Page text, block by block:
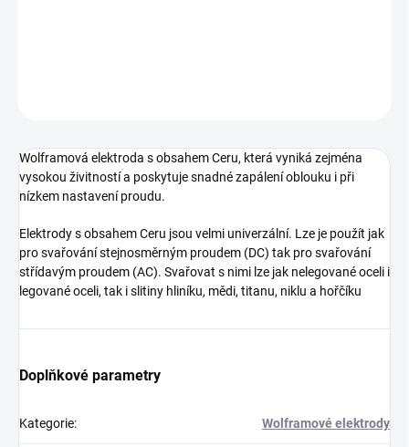
Wolframová elektroda s obsahem Ceru, která vyniká zejména
vysokou živitností a poskytuje snadné zapálení oblouku i při
nízkem nastavení proudu.
Elektrody s obsahem Ceru jsou velmi univerzální. Lze je použít jak
pro svařování stejnosměrným proudem (DC) tak pro svařování
střídavým proudem (AC). Svařovat s nimi lze jak nelegované oceli i
legované oceli, tak i slitiny hliníku, mědi, titanu, niklu a hořčíku
Doplňkové parametry
Kategorie: Wolframové elektrody